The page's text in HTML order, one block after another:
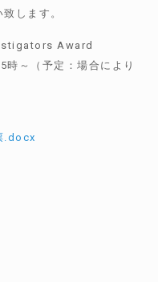
します。
Award
～（予定：場合により
.docx